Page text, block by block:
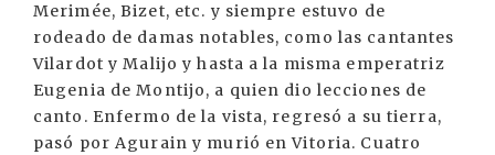
Merimée, Bizet, etc. y siempre estuvo de
rodeado de damas notables, como las cantantes
Vilardot y Malijo y hasta a la misma emperatriz
Eugenia de Montijo, a quien dio lecciones de
canto. Enfermo de la vista, regresó a su tierra,
pasó por Agurain y murió en Vitoria. Cuatro